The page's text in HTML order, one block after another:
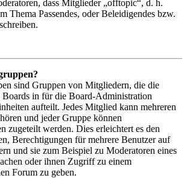
dass Mitglieder „offtopic“, d. h.
Thema Passendes, oder Beleidigendes bzw.
sind Gruppen von Mitgliedern, die die
in für die Board-Administration
aufteilt. Jedes Mitglied kann mehreren
und jeder Gruppe können
zugeteilt werden. Dies erleichtert es den
Berechtigungen für mehrere Benutzer auf
und sie zum Beispiel zu Moderatoren eines
oder ihnen Zugriff zu einem
Forum zu geben.